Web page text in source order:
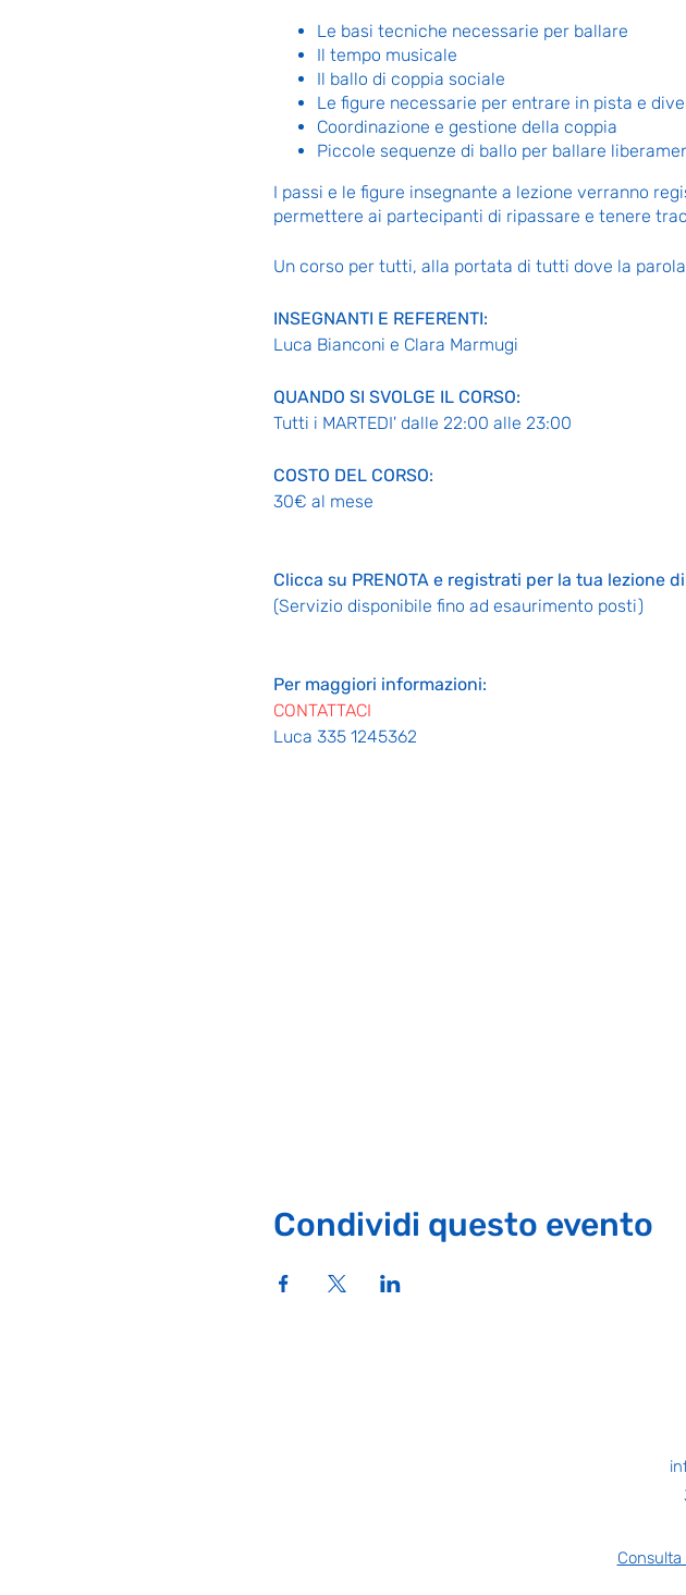
Le basi tecniche necessarie per ballare
Il tempo musicale
Il ballo di coppia sociale
Le figure necessarie per entrare in pista e
Coordinazione e gestione della coppia
Piccole sequenze di ballo per ballare
I passi e le figure insegnante a lezione verranno
permettere ai partecipanti di ripassare e tenere
Un corso per tutti, alla portata di tutti dove la
INSEGNANTI E REFERENTI:
Luca Bianconi e Clara Marmugi
QUANDO SI SVOLGE IL CORSO:
Tutti i MARTEDI' dalle 22:00 alle 23:00
COSTO DEL CORSO:
30€ al mese
Clicca su PRENOTA e registrati per la tua lezione di
(Servizio disponibile fino ad esaurimento posti)
Per maggiori informazioni:
CONTATTACI
Luca 335 1245362
Condividi questo evento